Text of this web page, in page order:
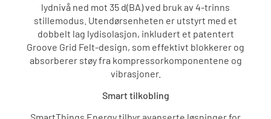
lydnivå ned mot 35 d(BA) ved bruk av 4-trinns
stillemodus. Utendørsenheten er utstyrt med et
dobbelt lag lydisolasjon, inkludert et patentert
Groove Grid Felt-design, som effektivt blokkerer og
absorberer støy fra kompressorkomponentene og
vibrasjoner.
Smart tilkobling